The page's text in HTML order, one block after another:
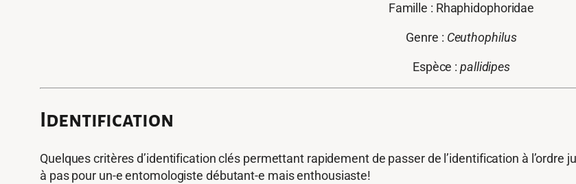
Famille : Rhaphidophoridae
Genre : Ceuthophilus
Espèce :pallidipes
Identification
Quelques critères d’identification clés permettant rapidement de passer de l’identification à l’ordre
à pas pour un-e entomologiste débutant-e mais enthousiaste!